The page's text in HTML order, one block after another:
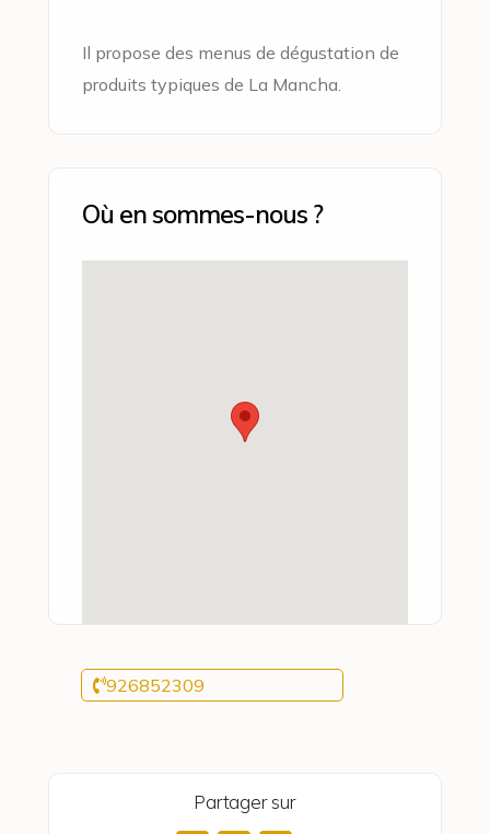
Il propose des menus de dégustation de
produits typiques de La Mancha.
Où en sommes-nous ?
926852309
Partager sur